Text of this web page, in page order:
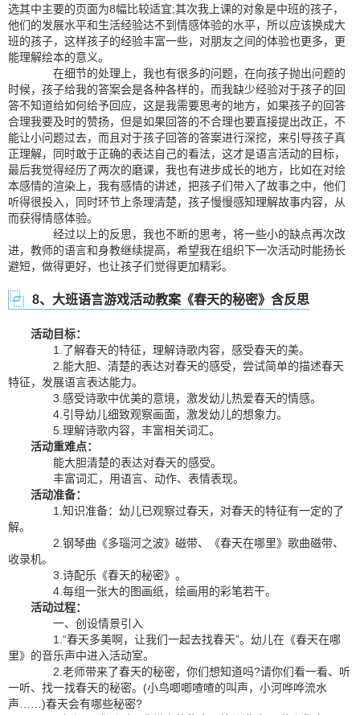
选其中主要的页面为8幅比较适宜;其次我上课的对象是中班的孩子，
他们的发展水平和生活经验达不到情感体验的水平，所以应该换成大
班的孩子，这样孩子的经验丰富一些，对朋友之间的体验也更多，更
能理解绘本的意义。
在细节的处理上，我也有很多的问题，在向孩子抛出问题的
时候，孩子给我的答案会是各种各样的，而我缺少经验对于孩子的回
答不知道给如何给予回应，这是我需要思考的地方，如果孩子的回答
合理我要及时的赞扬，但是如果回答的不合理也要直接提出改正，不
能让小问题过去，而且对于孩子回答的答案进行深挖，来引导孩子真
正理解，同时敢于正确的表达自己的看法，这才是语言活动的目标，
最后我觉得经历了两次的磨课，我也有进步成长的地方，比如在对绘
本感情的渲染上，我有感情的讲述，把孩子们带入了故事之中，他们
听得很投入，同时环节上条理清楚，孩子慢慢感知理解故事内容，从
而获得情感体验。
经过以上的反思，我也不断的思考，将一些小的缺点再次改
进，教师的语言和身教继续提高，希望我在组织下一次活动时能扬长
避短，做得更好，也让孩子们觉得更加精彩。
8、大班语言游戏活动教案《春天的秘密》含反思
活动目标：
1.了解春天的特征，理解诗歌内容，感受春天的美。
2.能大胆、清楚的表达对春天的感受，尝试简单的描述春天
特征，发展语言表达能力。
3.感受诗歌中优美的意境，激发幼儿热爱春天的情感。
4.引导幼儿细致观察画面，激发幼儿的想象力。
5.理解诗歌内容，丰富相关词汇。
活动重难点：
能大胆清楚的表达对春天的感受。
丰富词汇，用语言、动作、表情表现。
活动准备：
1.知识准备：幼儿已观察过春天，对春天的特征有一定的了
解。
2.钢琴曲《多瑙河之波》磁带、《春天在哪里》歌曲磁带、
收录机。
3.诗配乐《春天的秘密》。
4.每组一张大的图画纸，绘画用的彩笔若干。
活动过程：
一、创设情景引入
1.“春天多美啊，让我们一起去找春天”。幼儿在《春天在哪
里》的音乐声中进入活动室。
2.老师带来了春天的秘密，你们想知道吗?请你们看一看、听
一听、找一找春天的秘密。(小鸟唧唧喳喳的叫声，小河哗哗流水
声……)春天会有哪些秘密?